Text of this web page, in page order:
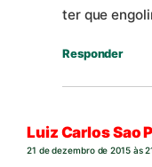
ter que
Responder
Luiz Carlos Sao
21 de dezembro de 2015 às